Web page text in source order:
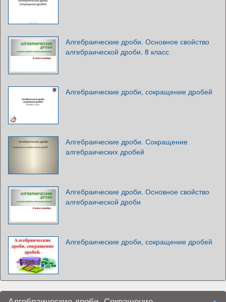
Алгебраические дроби. Основное свойство
алгебраической дроби. 8 класс
Алгебраические дроби, сокращение дробей
Алгебраические дроби. Сокращение
алгебраических дробей
Алгебраические дроби. Основное свойство
алгебраической дроби
Алгебраические дроби, сокращение дробей